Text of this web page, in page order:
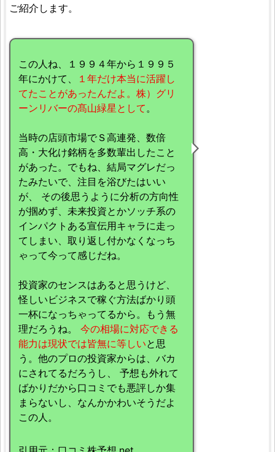
ご紹介します。
この人ね、１９９４年から１９９５
年にかけて、
１年だけ本当に活躍し
てたことがあったんだよ。株）グリ
ーンリバーの髙山緑星として 。
当時の店頭市場でＳ高連発、数倍
高・大化け銘柄を多数輩出したこと
があった。でもね、結局マグレだっ
たみたいで、注目を浴びたはいい
が、 その後思うように分析の方向性
が掴めず、未来投資とかソッチ系の
インパクトある宣伝用キャラに走っ
てしまい、取り返し付かなくなっち
ゃって今って感じだね。
投資家のセンスはあると思うけど、
怪しいビジネスで稼ぐ方法ばかり頭
一杯になっちゃってるから。もう無
理だろうね。 今の相場に対応できる
能力は現状では皆無に等しいと思
う。他のプロの投資家からは、バカ
にされてるだろうし、 予想も外れて
ばかりだから口コミでも悪評しか集
まらないし、なんかかわいそうだよ
この人。